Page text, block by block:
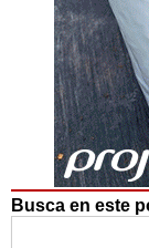
Busca en este